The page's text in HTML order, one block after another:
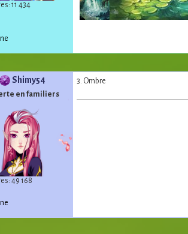
11 434
Shimy54
en familiers
49 168
3. Ombre